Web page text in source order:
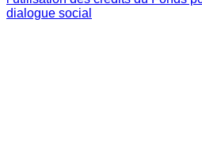
dialogue social